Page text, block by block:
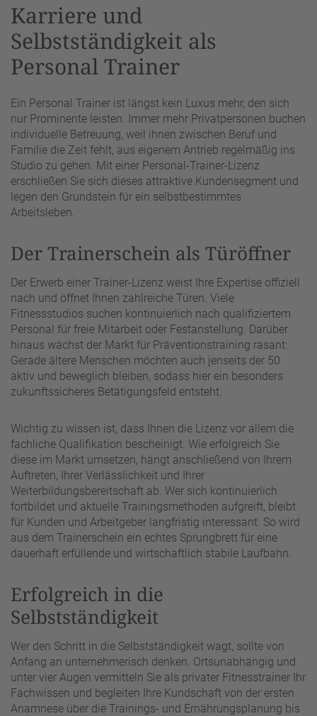
Karriere und
Selbstständigkeit als
Personal Trainer
Ein Personal Trainer ist längst kein Luxus mehr, den sich
nur Prominente leisten. Immer mehr Privatpersonen buchen
individuelle Betreuung, weil ihnen zwischen Beruf und
Familie die Zeit fehlt, aus eigenem Antrieb regelmäßig ins
Studio zu gehen. Mit einer Personal-Trainer-Lizenz
erschließen Sie sich dieses attraktive Kundensegment und
legen den Grundstein für ein selbstbestimmtes
Arbeitsleben.
Der Trainerschein als Türöffner
Der Erwerb einer Trainer-Lizenz weist Ihre Expertise offiziell
nach und öffnet Ihnen zahlreiche Türen. Viele
Fitnessstudios suchen kontinuierlich nach qualifiziertem
Personal für freie Mitarbeit oder Festanstellung. Darüber
hinaus wächst der Markt für Präventionstraining rasant:
Gerade ältere Menschen möchten auch jenseits der 50
aktiv und beweglich bleiben, sodass hier ein besonders
zukunftssicheres Betätigungsfeld entsteht.
Wichtig zu wissen ist, dass Ihnen die Lizenz vor allem die
fachliche Qualifikation bescheinigt. Wie erfolgreich Sie
diese im Markt umsetzen, hängt anschließend von Ihrem
Auftreten, Ihrer Verlässlichkeit und Ihrer
Weiterbildungsbereitschaft ab. Wer sich kontinuierlich
fortbildet und aktuelle Trainingsmethoden aufgreift, bleibt
für Kunden und Arbeitgeber langfristig interessant. So wird
aus dem Trainerschein ein echtes Sprungbrett für eine
dauerhaft erfüllende und wirtschaftlich stabile Laufbahn.
Erfolgreich in die
Selbstständigkeit
Wer den Schritt in die Selbstständigkeit wagt, sollte von
Anfang an unternehmerisch denken. Ortsunabhängig und
unter vier Augen vermitteln Sie als privater Fitnesstrainer Ihr
Fachwissen und begleiten Ihre Kundschaft von der ersten
Anamnese über die Trainings- und Ernährungsplanung bis